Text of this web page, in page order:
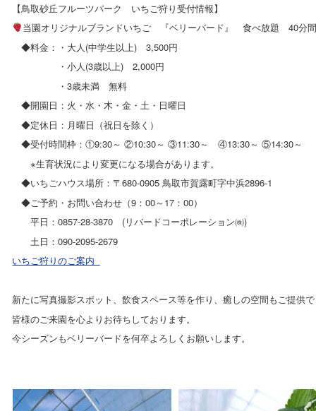
【鳥取砂丘フルーツパーク いちご狩り受付情報】
当園オリジナルブランドいちご 『ベリーバード』 食べ放題 40分
◆料金：・大人(中学生以上) 3,500円
・小人(3歳以上) 2,000円
・3歳未満 無料
◆開園日：火・水・木・金・土・日曜日
◆定休日：月曜日（祝日を除く）
◆受付時間枠：①9:30～ ②10:30～ ③11:30～ ④13:30～ ⑤14:30～
※生育状況により変更になる場合があります。
◆いちごハウス場所：〒680-0905 鳥取市賀露町字中浜2896-1
◆ご予約・お問い合わせ（9：00～17：00）
平日：0857-28-3870 (リバードコーポレーション㈱)
土日：090-2095-2679
いちご狩りのご案内_
新たに写真撮影スポット、飲食スペース等を作り、癒しの空間もご提供
皆様のご来園を心よりお待ちしております。
今シーズンもベリーバードを何卒よろしくお願いします。